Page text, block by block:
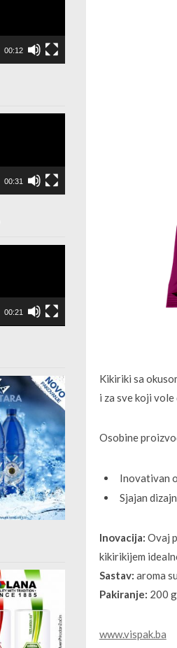
Kikiriki sa
i za sve koji
Osobine proiz
Inovativan
Sjajan dizajn
Inovacija: Ovaj
kikirikijem
Sastav: aroma
Pakiranje: 200
www.vispak.ba
00:12
00:31
00:21